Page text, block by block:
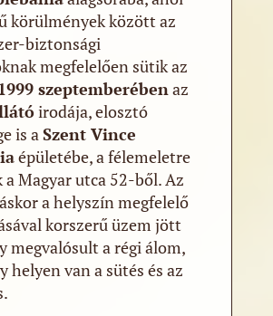
körülmények között az
biztonsági
megfelelően sütik az
1999 szeptemberébenaz
irodája, elosztó
is aSzent Vince
épületébe, a félemeletre
Magyar utca 52-ből. Az
a helyszín megfelelő
korszerű üzem jött
megvalósult a régi álom,
helyen van a sütés és az